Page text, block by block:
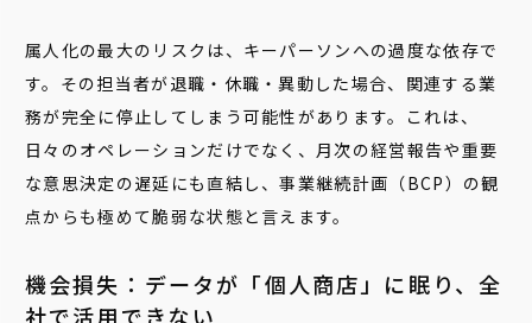
属人化の最大のリスクは、キーパーソンへの過度な依存で
す。その担当者が退職・休職・異動した場合、関連する業
務が完全に停止してしまう可能性があります。これは、
日々のオペレーションだけでなく、月次の経営報告や重要
な意思決定の遅延にも直結し、事業継続計画（BCP）の観
点からも極めて脆弱な状態と言えます。
機会損失：データが「個人商店」に眠り、全
社で活用できない